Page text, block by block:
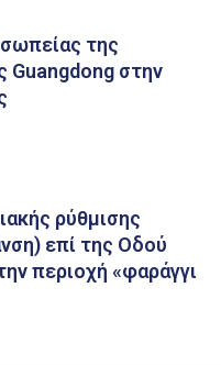
της
Guangdong στην
ρύθμισης
επί της Οδού
περιοχή «φαράγγι